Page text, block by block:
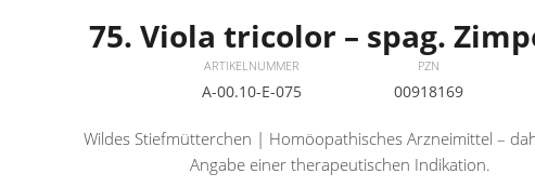
75. Viola tricolor – spag.
ARTIKELNUMMER
A-00.10-E-075
PZN
00918169
Wildes Stiefmütterchen | Homöopathisches Arzneimittel –
Angabe einer therapeutischen Indikation.